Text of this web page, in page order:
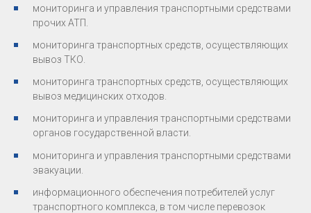
мониторинга и управления транспортными средствами
прочих АТП.
мониторинга транспортных средств, осуществляющих
вывоз ТКО.
мониторинга транспортных средств, осуществляющих
вывоз медицинских отходов.
мониторинга и управления транспортными средствами
органов государственной власти.
мониторинга и управления транспортными средствами
эвакуации.
информационного обеспечения потребителей услуг
транспортного комплекса, в том числе перевозок